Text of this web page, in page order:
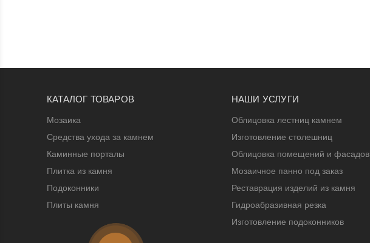
КАТАЛОГ ТОВАРОВ
Мозаика
Средства ухода за камнем
Каминные порталы
Плитка из камня
Подоконники
Плиты камня
НАШИ УСЛУГИ
Облицовка лестниц камнем
Изготовление столешниц
Облицовка помещений и фасадов
Мозаичное панно под заказ
Реставрация изделий из камня
Гидроабразивная резка
Изготовление подоконников